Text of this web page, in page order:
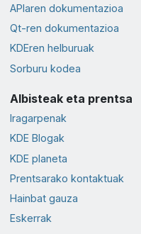
APIaren dokumentazioa
Qt-ren dokumentazioa
KDEren helburuak
Sorburu kodea
Albisteak eta prentsa
Iragarpenak
KDE Blogak
KDE planeta
Prentsarako kontaktuak
Hainbat gauza
Eskerrak